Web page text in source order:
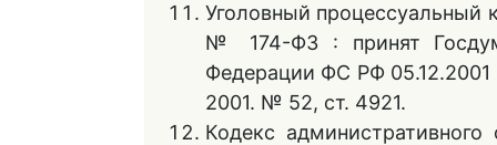
Уголовный процессуальный
№ 174-ФЗ : принят
Федерации ФС РФ 05.12.2001
2001. № 52, ст. 4921.
Кодекс